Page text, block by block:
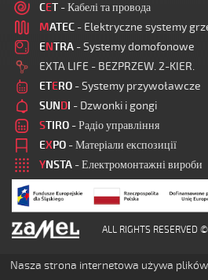
CET - Кабелі та провода
MATEC - Elektryczne systemy
ENTRA - Systemy domofonowe
EXTA LIFE - BEZPRZEW. 2-KIER.
ETERO - Systemy przywoławcze
SUNDI - Dzwonki i gongi
STIRO - Радіо управління
EXPO - Матеріали експозиції
YNSTA - Електромонтажні вироби
ALL RIGHTS RESERVED
Nasza strona internetowa używa